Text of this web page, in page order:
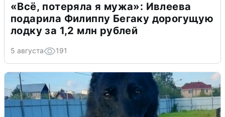
«Всё, потеряла я мужа»: Ивлеева
подарила Филиппу Бегаку дорогущую
лодку за 1,2 млн рублей
5 августа 191